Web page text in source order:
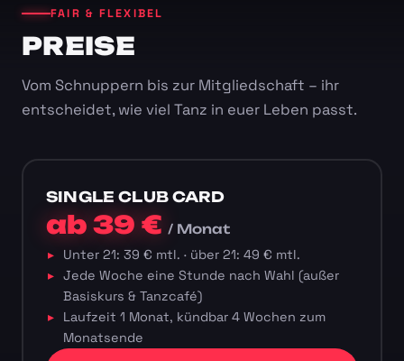
FAIR & FLEXIBEL
PREISE
Vom Schnuppern bis zur Mitgliedschaft – ihr
entscheidet, wie viel Tanz in euer Leben passt.
SINGLE CLUB CARD
ab 39 €/ Monat
Unter 21: 39 € mtl. · über 21: 49 € mtl.
Jede Woche eine Stunde nach Wahl (außer
Basiskurs & Tanzcafé)
Laufzeit 1 Monat, kündbar 4 Wochen zum
Monatsende